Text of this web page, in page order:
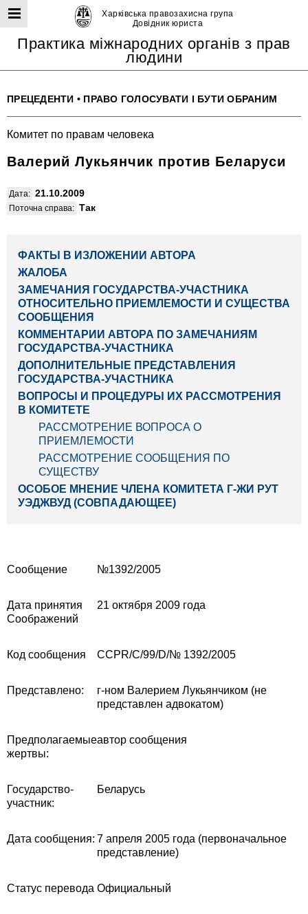
Харківська правозахисна група
Довідник юриста
Практика міжнародних органів з прав
людини
ПРЕЦЕДЕНТИ • ПРАВО ГОЛОСУВАТИ І БУТИ ОБРАНИМ
Комитет по правам человека
Валерий Лукьянчик против Беларуси
Дата: 21.10.2009
Поточна справа: Так
ФАКТЫ В ИЗЛОЖЕНИИ АВТОРА
ЖАЛОБА
ЗАМЕЧАНИЯ ГОСУДАРСТВА-УЧАСТНИКА
ОТНОСИТЕЛЬНО ПРИЕМЛЕМОСТИ И СУЩЕСТВА
СООБЩЕНИЯ
КОММЕНТАРИИ АВТОРА ПО ЗАМЕЧАНИЯМ
ГОСУДАРСТВА-УЧАСТНИКА
ДОПОЛНИТЕЛЬНЫЕ ПРЕДСТАВЛЕНИЯ
ГОСУДАРСТВА-УЧАСТНИКА
ВОПРОСЫ И ПРОЦЕДУРЫ ИХ РАССМОТРЕНИЯ
В КОМИТЕТЕ
РАССМОТРЕНИЕ ВОПРОСА О
ПРИЕМЛЕМОСТИ
РАССМОТРЕНИЕ СООБЩЕНИЯ ПО
СУЩЕСТВУ
ОСОБОЕ МНЕНИЕ ЧЛЕНА КОМИТЕТА Г-ЖИ РУТ
УЭДЖВУД (СОВПАДАЮЩЕЕ)
Сообщение №1392/2005
Дата принятия
Cоображений
21 октября 2009 года
Код сообщения CCPR/C/99/D/№ 1392/2005
Представлено:
г-ном Валерием Лукьянчиком (не
представлен адвокатом)
Предполагаемые
жертвы:
автор сообщения
Государство-
участник:
Беларусь
Дата сообщения: 7 апреля 2005 года (первоначальное
представление)
Статус перевода Официальный